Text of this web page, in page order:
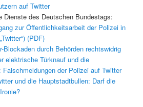
auf Twitter
Dienste des Deutschen Bundestags:
zur Öffentlichkeitsarbeit der Polizei in
(PDF)
Blockaden durch Behörden rechtswidrig
elektrische Türknauf und die
der Polizei auf Twitter
und die Hauptstadtbullen: Darf die